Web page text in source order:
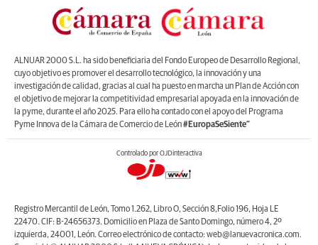
ALNUAR 2000 S.L. ha sido beneficiaria del Fondo Europeo de Desarrollo Regional,
cuyo objetivo es promover el desarrollo tecnológico, la innovación y una
investigación de calidad, gracias al cual ha puesto en marcha un Plan de Acción con
el objetivo de mejorar la competitividad empresarial apoyada en la innovación de
la pyme, durante el año 2025. Para ello ha contado con el apoyo del Programa
Pyme Innova de la Cámara de Comercio de León#EuropaSeSiente”
Controlado por OJDinteractiva
Registro Mercantil de León, Tomo 1.262, Libro O, Sección 8,Folio 196, Hoja LE
22470. CIF: B-24656373. Domicilio en Plaza de Santo Domingo, número 4, 2º
izquierda, 24001, León. Correo electrónico de contacto: web@lanuevacronica.com.